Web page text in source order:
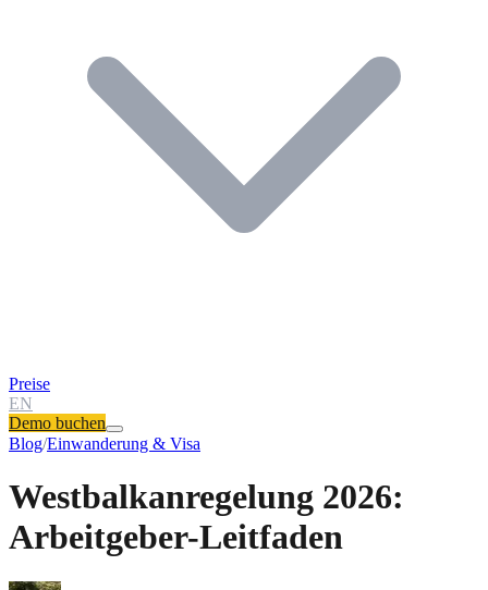
Preise
EN
Demo buchen
Blog/Einwanderung & Visa
Westbalkanregelung 2026:
Arbeitgeber-Leitfaden